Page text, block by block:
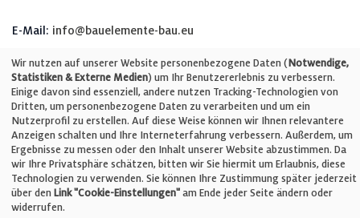
E-Mail: info@bauelemente-bau.eu
Unternehmen
Impressum
Datenschutz
Cookie-Einstellungen
Wir nutzen auf unserer Website personenbezogene Daten (Notwendige,
Statistiken & Externe Medien) um Ihr Benutzererlebnis zu verbessern.
Einige davon sind essenziell, andere nutzen Tracking-Technologien von
Dritten, um personenbezogene Daten zu verarbeiten und um ein
Nutzerprofil zu erstellen. Auf diese Weise können wir Ihnen relevantere
Anzeigen schalten und Ihre Interneterfahrung verbessern. Außerdem, um
Ergebnisse zu messen oder den Inhalt unserer Website abzustimmen. Da
wir Ihre Privatsphäre schätzen, bitten wir Sie hiermit um Erlaubnis, diese
Technologien zu verwenden. Sie können Ihre Zustimmung später jederzeit
über den Link "Cookie-Einstellungen" am Ende jeder Seite ändern oder
widerrufen.